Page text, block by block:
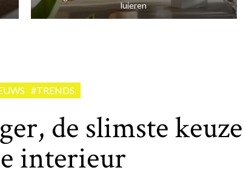
luieren
#TRENDS
de slimste keuze
interieur